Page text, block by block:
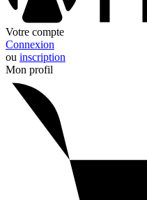
Votre compte
Connexion
ou inscription
Mon profil